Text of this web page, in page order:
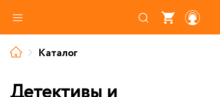
Где купить
Про аудиокниги
Каталог